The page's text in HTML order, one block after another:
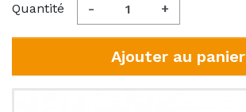
Quantité - +
Ajouter au panier